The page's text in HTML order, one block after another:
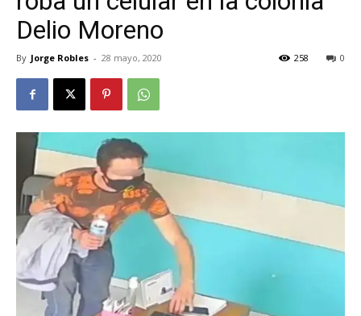
Delio Moreno
By Jorge Robles - 28 mayo, 2020 0
258